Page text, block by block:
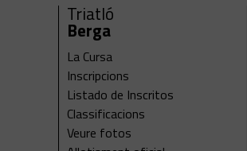
Triatló
Berga
La Cursa
Inscripcions
Listado de Inscritos
Classificacions
Veure fotos